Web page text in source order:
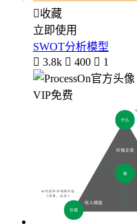
收藏
立即使用
SWOT分析模型
 3.8k  400  1
VIP免费